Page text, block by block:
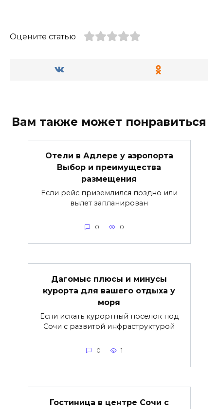
Оцените статью
Вам также может понравиться
Отели в Адлере у аэропорта
Выбор и преимущества
размещения
Если рейс приземлился поздно или
вылет запланирован
0 0
Дагомыс плюсы и минусы
курорта для вашего отдыха у
моря
Если искать курортный поселок под
Сочи с развитой инфраструктурой
0 1
Гостиница в центре Сочи с